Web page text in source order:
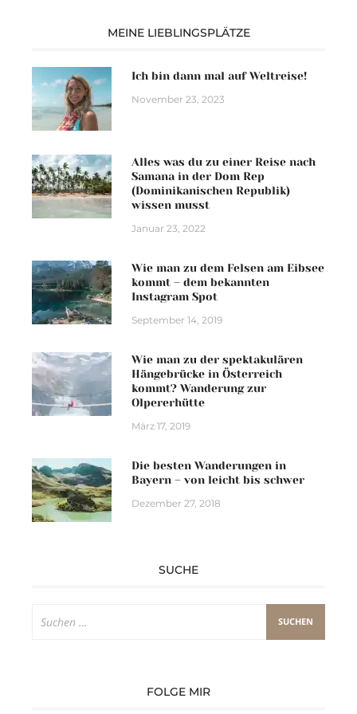
MEINE LIEBLINGSPLÄTZE
Ich bin dann mal auf Weltreise!
November 23, 2023
Alles was du zu einer Reise nach
Samana in der Dom Rep
(Dominikanischen Republik)
wissen musst
Januar 23, 2022
Wie man zu dem Felsen am Eibsee
kommt – dem bekannten
Instagram Spot
September 14, 2019
Wie man zu der spektakulären
Hängebrücke in Österreich
kommt? Wanderung zur
Olpererhütte
März 17, 2019
Die besten Wanderungen in
Bayern – von leicht bis schwer
Dezember 27, 2018
SUCHE
nach:
FOLGE MIR